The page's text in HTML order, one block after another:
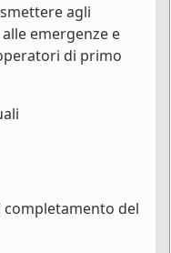
agli
emergenze e
di primo
del